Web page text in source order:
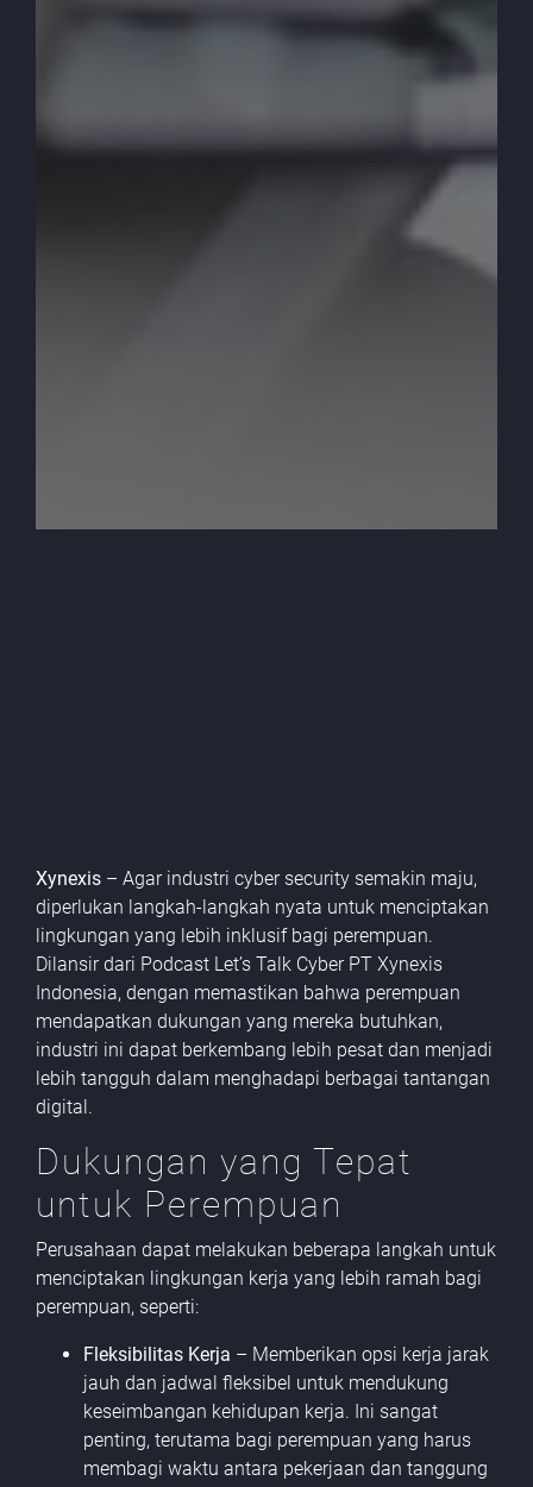
Xynexis – Agar industri cyber security semakin maju,
diperlukan langkah-langkah nyata untuk menciptakan
lingkungan yang lebih inklusif bagi perempuan.
Dilansir dari Podcast Let’s Talk CyberPT Xynexis
Indonesia, dengan memastikan bahwa perempuan
mendapatkan dukungan yang mereka butuhkan,
industri ini dapat berkembang lebih pesat dan menjadi
lebih tangguh dalam menghadapi berbagai tantangan
digital.
Dukungan yang Tepat
untuk Perempuan
Perusahaan dapat melakukan beberapa langkah untuk
menciptakan lingkungan kerja yang lebih ramah bagi
perempuan, seperti:
Fleksibilitas Kerja – Memberikan opsi kerja jarak
jauh dan jadwal fleksibel untuk mendukung
keseimbangan kehidupan kerja. Ini sangat
penting, terutama bagi perempuan yang harus
membagi waktu antara pekerjaan dan tanggung